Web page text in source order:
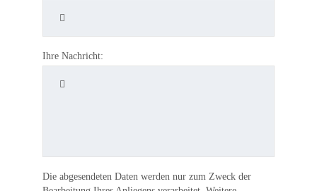
Ihre Nachricht:
Die abgesendeten Daten werden nur zum Zweck der